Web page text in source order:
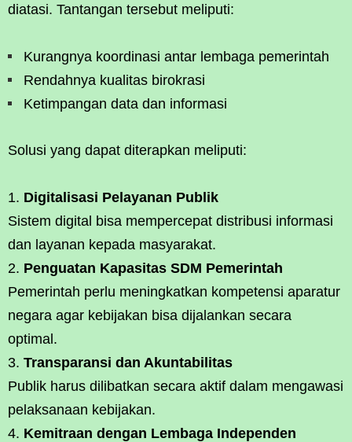
diatasi. Tantangan tersebut meliputi:
Kurangnya koordinasi antar lembaga pemerintah
Rendahnya kualitas birokrasi
Ketimpangan data dan informasi
Solusi yang dapat diterapkan meliputi:
Digitalisasi Pelayanan Publik
Sistem digital bisa mempercepat distribusi informasi
dan layanan kepada masyarakat.
Penguatan Kapasitas SDM Pemerintah
Pemerintah perlu meningkatkan kompetensi aparatur
negara agar kebijakan bisa dijalankan secara
optimal.
Transparansi dan Akuntabilitas
Publik harus dilibatkan secara aktif dalam mengawasi
pelaksanaan kebijakan.
Kemitraan dengan Lembaga Independen